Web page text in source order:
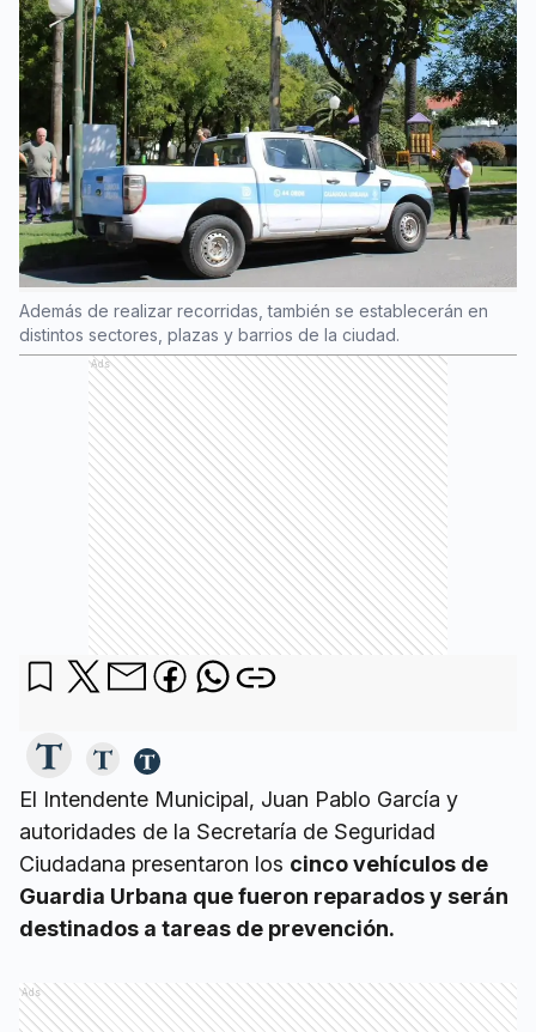
Además de realizar recorridas, también se establecerán en
distintos sectores, plazas y barrios de la ciudad.
Ads
El Intendente Municipal, Juan Pablo García y
autoridades de la Secretaría de Seguridad
Ciudadana presentaron los cinco vehículos de
Guardia Urbana que fueron reparados y serán
destinados a tareas de prevención.
Ads